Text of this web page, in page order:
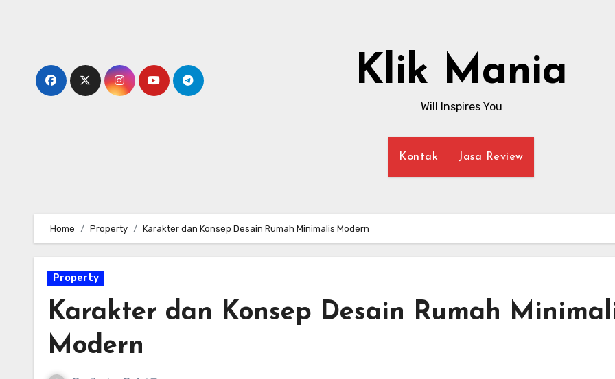
Klik Mania
Will Inspires You
Kontak Jasa Review
Home Property Karakter dan Konsep Desain Rumah Minimalis Modern
Property
Karakter dan Konsep Desain Rumah
Modern